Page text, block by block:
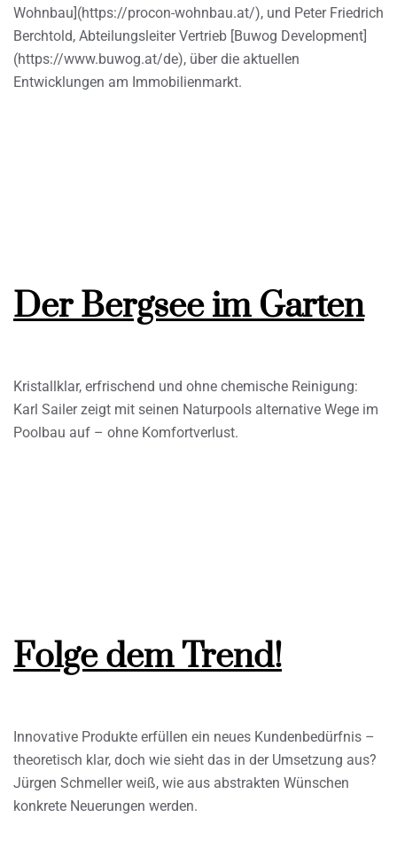
Wohnbau](https://procon-wohnbau.at/), und Peter Friedrich
Berchtold, Abteilungsleiter Vertrieb [Buwog Development]
(https://www.buwog.at/de), über die aktuellen
Entwicklungen am Immobilienmarkt.
Der Bergsee im Garten
Kristallklar, erfrischend und ohne chemische Reinigung:
Karl Sailer zeigt mit seinen Naturpools alternative Wege im
Poolbau auf – ohne Komfortverlust.
Folge dem Trend!
Innovative Produkte erfüllen ein neues Kundenbedürfnis –
theoretisch klar, doch wie sieht das in der Umsetzung aus?
Jürgen Schmeller weiß, wie aus abstrakten Wünschen
konkrete Neuerungen werden.